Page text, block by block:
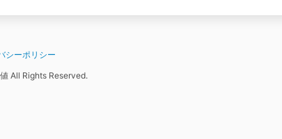
シーポリシー
All Rights Reserved.